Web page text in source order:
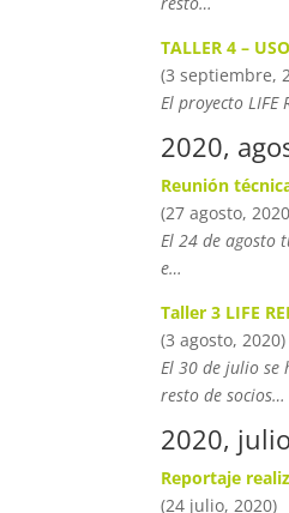
TALLER 4 –
(3 septiembre,
El proyecto LIFE
2020,
Reunión
(27 agosto,
El 24 de agosto
e…
Taller 3 LIFE
(3 agosto, 2020)
El 30 de julio se
resto de socios…
2020, julio
Reportaje
(24 julio, 2020)